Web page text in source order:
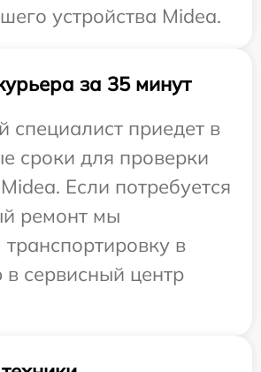
устройства Midea.
за 35 минут
специалист приедет в
сроки для проверки
Если потребуется
ремонт мы
в
в сервисный центр